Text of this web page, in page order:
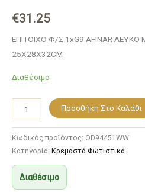
€31.25
ΕΠΙΤΟΙΧΟ Φ/Σ 1xG9 AFINAR
25Χ28Χ32CM
Διαθέσιμο
Προσθήκη Στο Καλάθι
Κωδικός προϊόντος: OD94451WW
Κατηγορία: Κρεμαστά Φωτιστικά
Διαθέσιμο